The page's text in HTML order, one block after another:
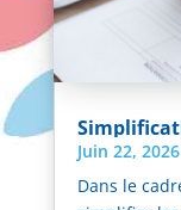
Juin 22, 2026
Dans le